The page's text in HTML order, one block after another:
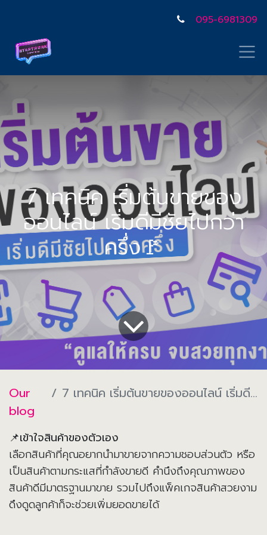
095-6981309
7 เทคนิค เริ่มต้นขายของ
ออนไลน์ เริ่มดีมีชัยไปกว่า
ครึ่ง🚩
Our
blog
7 เทคนิค เริ่มต้นขายของออนไลน์ เริ่มดีมีชัยไปกว่าครึ่ง🚩
📌เข้าใจสินค้าของตัวเอง
เลือกสินค้าที่คุณอยากนำมาขายจากความชอบส่วนตัว หรือ
เป็นสินค้าตามกระแสที่กำลังขายดี คำนึงถึงคุณภาพของ
สินค้าดีมีมาตรฐานมาขาย รวมไปถึงแพ็คเกจสินค้าสวยงาม
ดึงดูดลูกค้าก็จะช่วยเพิ่มยอดขายได้